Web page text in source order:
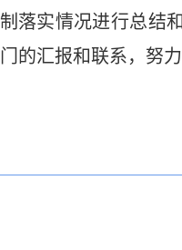
制落实情况进行总结
门的汇报和联系，努